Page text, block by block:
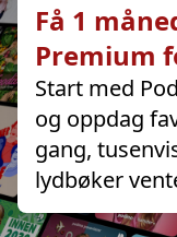
Få 1
Premium
Start med
og oppdag
gang,
lydbøker